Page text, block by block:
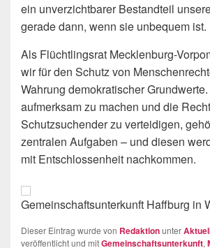
ein unverzichtbarer Bestandteil
gerade dann, wenn sie unbequem ist.
Als Flüchtlingsrat Mecklenburg-
wir für den Schutz von
Wahrung demokratischer
aufmerksam zu machen und die
Schutzsuchender zu verteidigen,
zentralen Aufgaben – und diesen
mit Entschlossenheit nachkommen.
Gemeinschaftsunterkunft Haffburg in
Dieser Eintrag wurde von Redaktionunter
veröffentlicht und mitGemeinschaftsunterkunft,